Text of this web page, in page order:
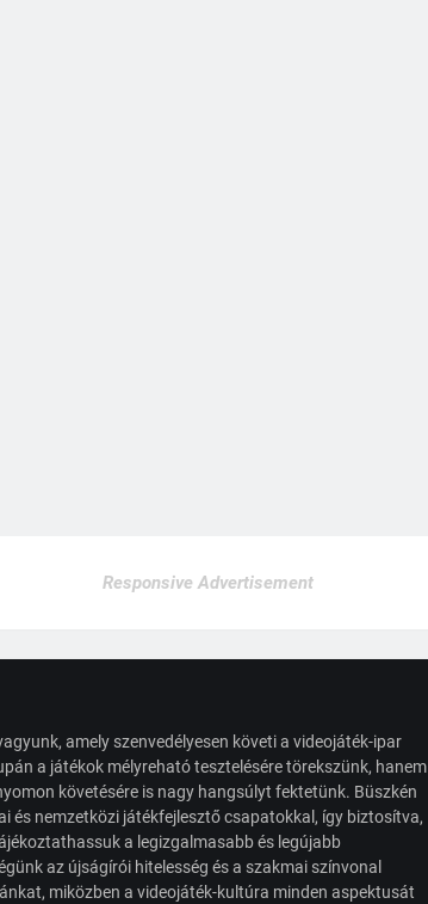
Responsive Advertisement
amely szenvedélyesen követi a videojáték-ipar
a játékok mélyreható tesztelésére törekszünk, hanem
követésére is nagy hangsúlyt fektetünk. Büszkén
és nemzetközi játékfejlesztő csapatokkal, így biztosítva,
a legizgalmasabb és legújabb
az újságírói hitelesség és a szakmai színvonal
miközben a videojáték-kultúra minden aspektusát